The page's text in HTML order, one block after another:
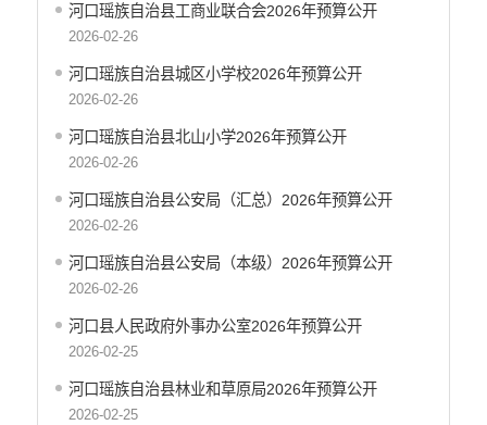
公安机关重点领域信息公开
征地信息公开
安全生产信息公开
乡村振兴工作信息公开
民政信息公开
行政处罚和行政强制
行政事业性收费
政府集中采购
公务员招录
建议提案办理答复
减税降费
河口瑶族自治县工商业联合会2026年预算公开
2026-02-26
河口瑶族自治县城区小学校2026年预算公开
2026-02-26
河口瑶族自治县北山小学2026年预算公开
2026-02-26
河口瑶族自治县公安局（汇总）2026年预算公开
2026-02-26
河口瑶族自治县公安局（本级）2026年预算公开
2026-02-26
河口县人民政府外事办公室2026年预算公开
2026-02-25
河口瑶族自治县林业和草原局2026年预算公开
2026-02-25